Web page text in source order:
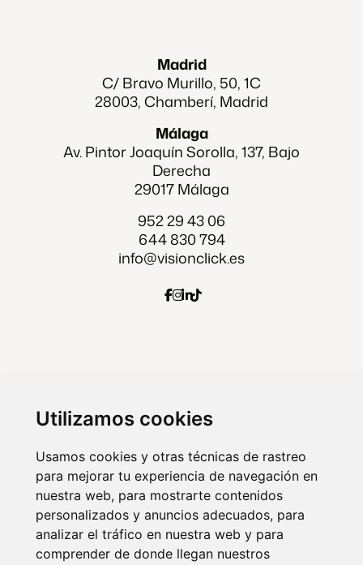
Utilizamos cookies
Usamos cookies y otras técnicas de rastreo
para mejorar tu experiencia de navegación en
nuestra web, para mostrarte contenidos
personalizados y anuncios adecuados, para
analizar el tráfico en nuestra web y para
comprender de donde llegan nuestros
Madrid
C/ Bravo Murillo, 50, 1C
28003, Chamberí, Madrid
Málaga
Av. Pintor Joaquín Sorolla, 137, Bajo
Derecha
29017 Málaga
952 29 43 06
644 830 794
info@visionclick.es
Marketing digital Madrid
Marketing digital Almería
© 2026 VISIONCLICK. Agencia de marketing
online y publicidad.